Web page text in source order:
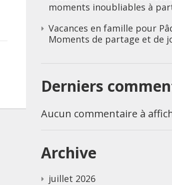
moments inoubliables à
Vacances en famille pour
Moments de partage et de
Derniers
Aucun commentaire à
Archive
juillet 2026